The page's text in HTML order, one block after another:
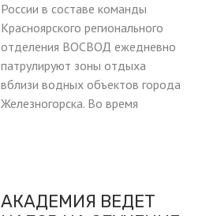
России в составе команды
Красноярского регионального
отделения ВОСВОД ежедневно
патрулируют зоны отдыха
вблизи водных объектов города
Железногорска. Во время
АКАДЕМИЯ ВЕДЕТ